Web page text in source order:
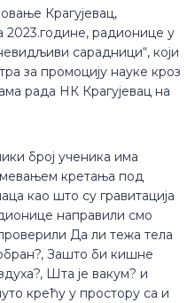
Крагујевац,
2023.године, радионице у
сарадници“, који
за промоцију науке кроз
рада НК Крагујевац на
број ученика има
кретања под
као што су гравитација
направили смо
Да ли тежа тела
Зашто би кишне
Шта је вакум? и
крећу у простору са и